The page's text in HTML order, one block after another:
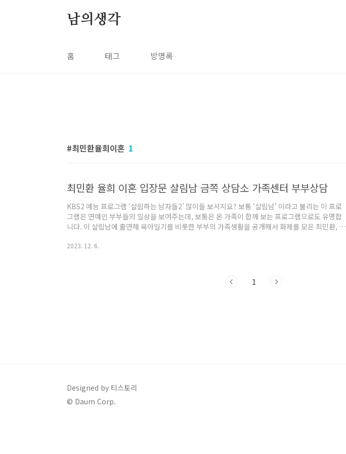
남의생각
홈 태그 방명록
최민환율희이혼 1
최민환 율희 이혼 입장문 살림남 금쪽 상담소 가족센터 부부상담
KBS2 예능 프로그램 ‘살림하는 남자들2’ 많이들 보시지요? 보통 ‘살림남’ 이라고 불리는 이 프로
그램은 연예인 부부들의 일상을 보여주는데, 보통은 온 가족이 함께 보는 프로그램으로도 유명합
니다. 이 살림남에 출연해 육아일기를 비롯한 부부의 가족생활을 공개해서 화제를 모은 최민환, 율
1992년생으로 올해 31세이며, 2007년 FT아일랜드 그룹으로 데뷔를 했습니다. FT아일랜드는 3
2023. 12. 6.
1
Designed by 티스토리
© Daum Corp.